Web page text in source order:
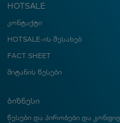
HOTSALE
კონტაქტი
HOTSALE-ის შესახებ
FACT SHEET
მიტანის წესები
ბიზნესი
წესები და პირობები და